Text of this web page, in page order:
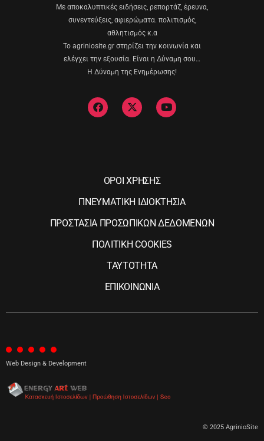
Με αποκαλυπτικές ειδήσεις, ρεπορτάζ, έρευνα,
συνεντεύξεις, αφιερώματα. πολιτισμός,
αθλητισμός κ.α
Το agriniosite.gr στηρίζει την κοινωνία και
ελέγχει την εξουσία. Είναι η Δύναμη σου…
Η Δύναμη της Ενημέρωσης!
ΟΡΟΙ ΧΡΗΣΗΣ
ΠΝΕΥΜΑΤΙΚΗ ΙΔΙΟΚΤΗΣΙΑ
ΠΡΟΣΤΑΣΙΑ ΠΡΟΣΩΠΙΚΩΝ ΔΕΔΟΜΕΝΩΝ
ΠΟΛΙΤΙΚΗ COOKIES
ΤΑΥΤΟΤΗΤΑ
ΕΠΙΚΟΙΝΩΝΙΑ
Web Design & Development
© 2025 AgrinioSite